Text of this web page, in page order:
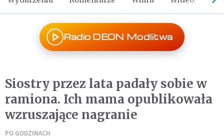
Radio DEON Modlitwa
Siostry przez lata padały sobie w
ramiona. Ich mama opublikowała
wzruszające nagranie
PO GODZINACH